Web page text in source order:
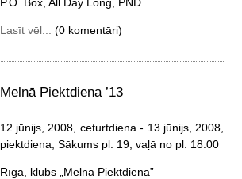
P.O. Box, All Day Long, PND
Lasīt vēl... (0 komentāri)
Melnā Piektdiena ’13
12.jūnijs, 2008, ceturtdiena - 13.jūnijs, 2008,
piektdiena , Sākums pl. 19, vaļā no pl. 18.00
Rīga, klubs „Melnā Piektdiena”